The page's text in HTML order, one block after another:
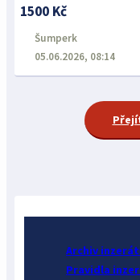
1500 Kč
Šumperk
05.06.2026, 08:14
Archiv
Pravidla